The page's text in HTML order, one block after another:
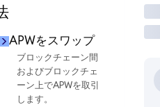
APWをスワップ
ブロックチェーン間
およびブロックチェ
ーン上でAPWを取引
します。